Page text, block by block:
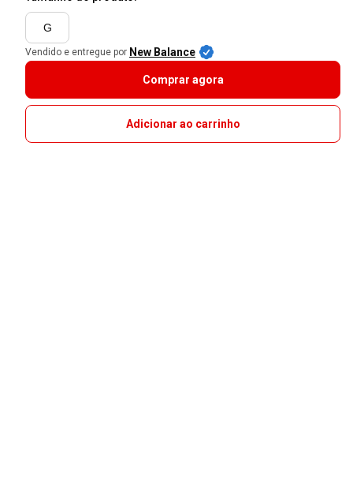
G
Vendido e entregue por New Balance
Comprar agora
Adicionar ao carrinho